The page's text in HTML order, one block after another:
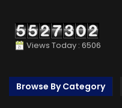
Views Today : 6506
Browse By Category